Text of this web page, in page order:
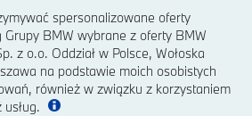
spersonalizowane oferty
Grupy BMW wybrane z oferty BMW
z o.o. Oddział w Polsce, Wołoska
na podstawie moich osobistych
również w związku z korzystaniem